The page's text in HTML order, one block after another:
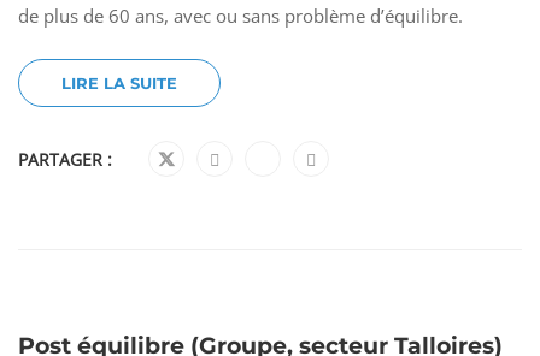
de plus de 60 ans, avec ou sans problème d’équilibre.
LIRE LA SUITE
PARTAGER :
Post équilibre (Groupe, secteur Talloires)